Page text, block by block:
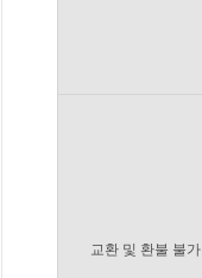
교환 및 환불 불가